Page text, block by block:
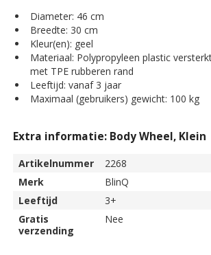
Diameter: 46 cm
Breedte: 30 cm
Kleur(en): geel
Materiaal: Polypropyleen plastic
met TPE rubberen rand
Leeftijd: vanaf 3 jaar
Maximaal (gebruikers) gewicht: 100 kg
Extra informatie: Body Wheel, Klein
Artikelnummer
2268
Merk
BlinQ
Leeftijd
3+
Gratis
verzending
Nee